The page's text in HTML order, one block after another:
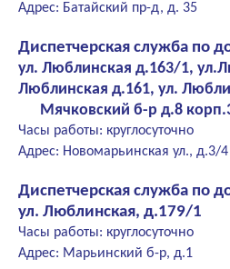
Адрес: Батайский пр-д, д. 35
Диспетчерская служба по
ул. Люблинская д.163/1,
Люблинская д.161, ул.
Мячковский б-р д.8
Часы работы: круглосуточно
Адрес: Новомарьинская ул., д.3/4
Диспетчерская служба по
ул. Люблинская, д.179/1
Часы работы: круглосуточно
Адрес: Марьинский б-р, д.1